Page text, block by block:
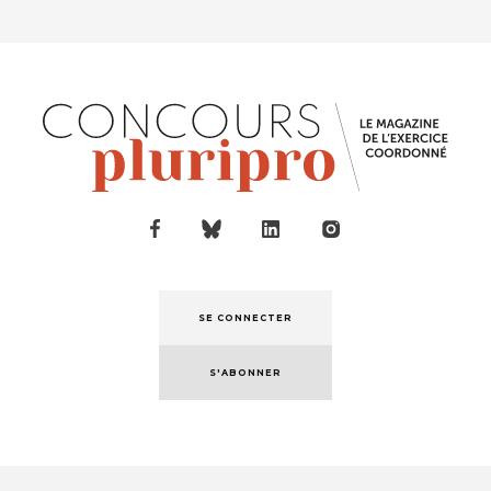
SE CONNECTER
S'ABONNER